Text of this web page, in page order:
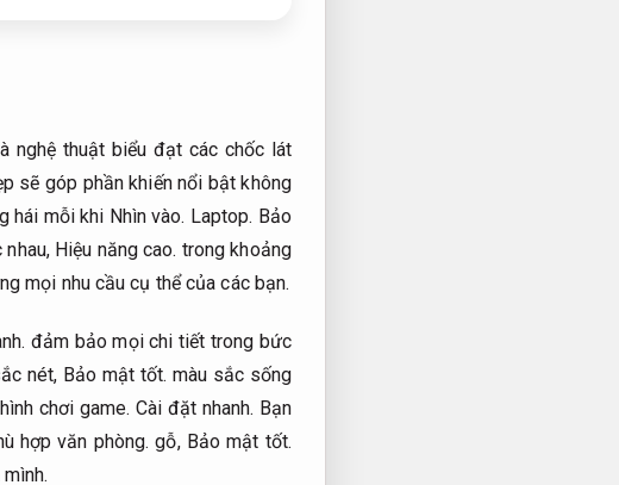
nghệ thuật biểu đạt các chốc lát
sẽ góp phần khiến nổi bật không
hái mỗi khi Nhìn vào. Laptop. Bảo
Hiệu năng cao. trong khoảng
mọi nhu cầu cụ thể của các bạn.
đảm bảo mọi chi tiết trong bức
nét, Bảo mật tốt. màu sắc sống
chơi game. Cài đặt nhanh. Bạn
hợp văn phòng. gỗ, Bảo mật tốt.